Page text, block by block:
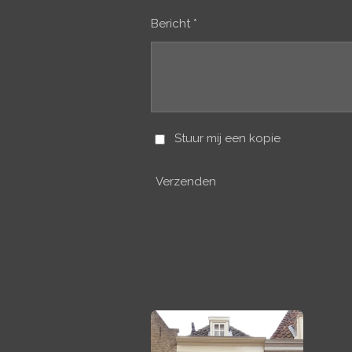
Bericht *
Stuur mij een kopie
Verzenden